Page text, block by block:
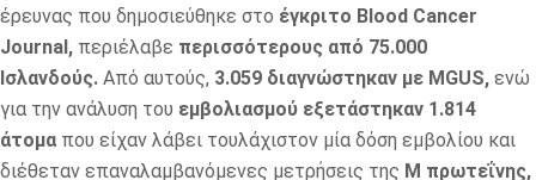
έρευνας που δημοσιεύθηκε στο έγκριτο Blood Cancer
Journal, περιέλαβε περισσότερους από 75.000
Ισλανδούς. Από αυτούς, 3.059 διαγνώστηκαν με MGUS, ενώ
για την ανάλυση του εμβολιασμού εξετάστηκαν 1.814
άτομα που είχαν λάβει τουλάχιστον μία δόση εμβολίου και
διέθεταν επαναλαμβανόμενες μετρήσεις της M πρωτεΐνης,